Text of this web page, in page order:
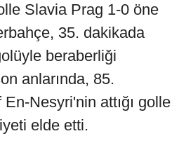
Slavia Prag 1-0 öne
35. dakikada
beraberliği
anlarında, 85.
Nesyri'nin attığı golle
elde etti.